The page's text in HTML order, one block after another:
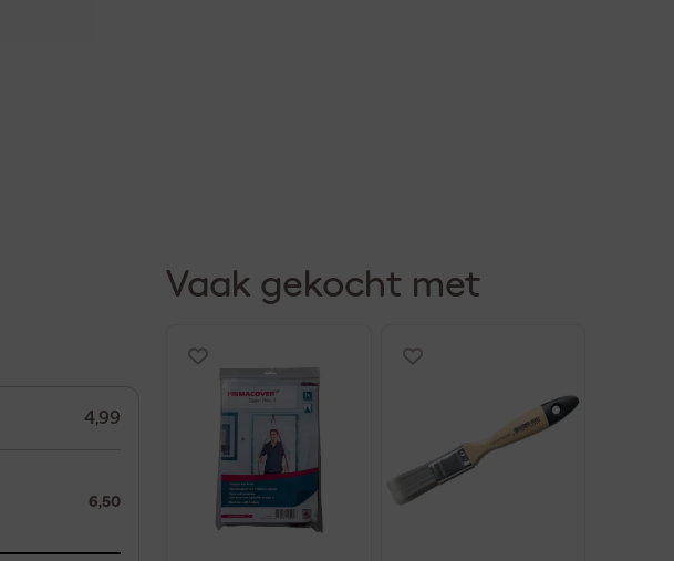
4,99
6,50
Vaak gekocht met